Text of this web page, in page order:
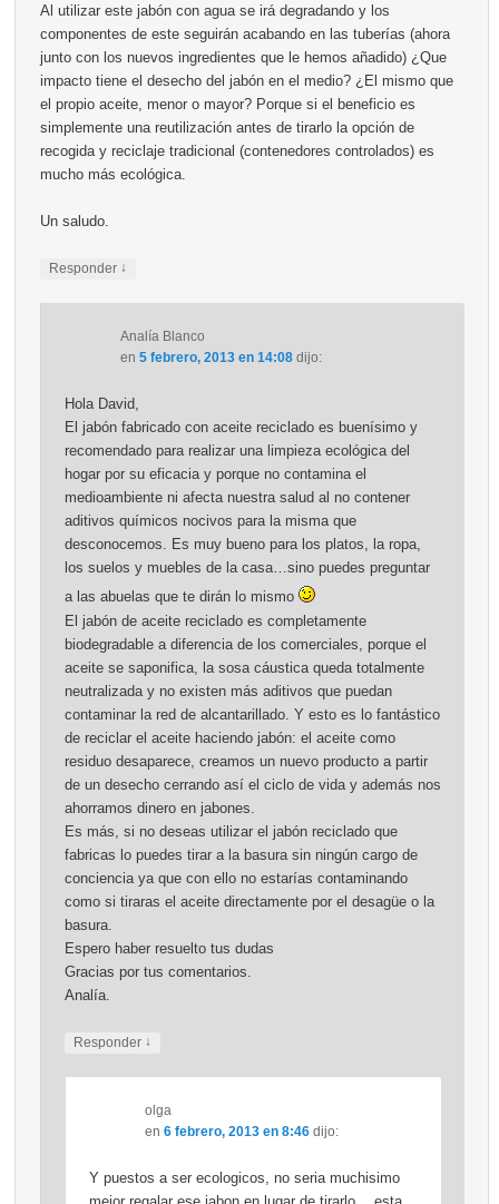
Al utilizar este jabón con agua se irá degradando y los
componentes de este seguirán acabando en las tuberías (ahora
junto con los nuevos ingredientes que le hemos añadido) ¿Que
impacto tiene el desecho del jabón en el medio? ¿El mismo que
el propio aceite, menor o mayor? Porque si el beneficio es
simplemente una reutilización antes de tirarlo la opción de
recogida y reciclaje tradicional (contenedores controlados) es
mucho más ecológica.
Un saludo.
Responder ↓
Analía Blanco
en 5 febrero, 2013 en 14:08 dijo:
Hola David,
El jabón fabricado con aceite reciclado es buenísimo y
recomendado para realizar una limpieza ecológica del
hogar por su eficacia y porque no contamina el
medioambiente ni afecta nuestra salud al no contener
aditivos químicos nocivos para la misma que
desconocemos. Es muy bueno para los platos, la ropa,
los suelos y muebles de la casa…sino puedes preguntar
a las abuelas que te dirán lo mismo
El jabón de aceite reciclado es completamente
biodegradable a diferencia de los comerciales, porque el
aceite se saponifica, la sosa cáustica queda totalmente
neutralizada y no existen más aditivos que puedan
contaminar la red de alcantarillado. Y esto es lo fantástico
de reciclar el aceite haciendo jabón: el aceite como
residuo desaparece, creamos un nuevo producto a partir
de un desecho cerrando así el ciclo de vida y además nos
ahorramos dinero en jabones.
Es más, si no deseas utilizar el jabón reciclado que
fabricas lo puedes tirar a la basura sin ningún cargo de
conciencia ya que con ello no estarías contaminando
como si tiraras el aceite directamente por el desagüe o la
basura.
Espero haber resuelto tus dudas
Gracias por tus comentarios.
Analía.
Responder ↓
olga
en 6 febrero, 2013 en 8:46 dijo:
Y puestos a ser ecologicos, no seria muchisimo